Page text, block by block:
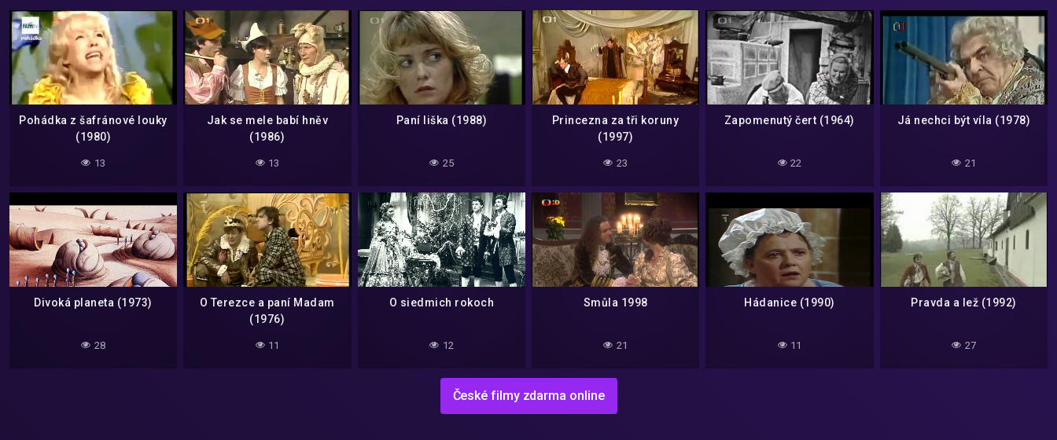
Pohádka z šafránové louky
(1980)
13
Jak se mele babí hněv
(1986)
13
Paní liška (1988)
25
Princezna za tři koruny
(1997)
23
Zapomenutý čert (1964)
22
Já nechci být víla (1978)
21
Divoká planeta (1973)
28
O Terezce a paní Madam
(1976)
11
O siedmich rokoch
12
Smůla 1998
21
Hádanice (1990)
11
Pravda a lež (1992)
27
České filmy zdarma online